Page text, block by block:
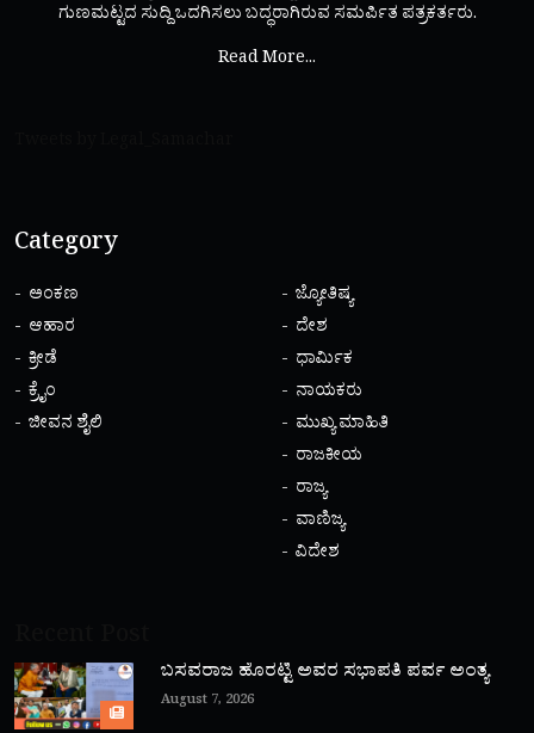
ಗುಣಮಟ್ಟದ ಸುದ್ದಿ ಒದಗಿಸಲು ಬದ್ಧರಾಗಿರುವ ಸಮರ್ಪಿತ ಪತ್ರಕರ್ತರು.
Read More...
Category
ಅಂಕಣ
ಆಹಾರ
ಕ್ರೀಡೆ
ಕ್ರೈಂ
ಜೀವನ ಶೈಲಿ
ಜ್ಯೋತಿಷ್ಯ
ದೇಶ
ಧಾರ್ಮಿಕ
ನಾಯಕರು
ಮುಖ್ಯ ಮಾಹಿತಿ
ರಾಜಕೀಯ
ರಾಜ್ಯ
ವಾಣಿಜ್ಯ
ವಿದೇಶ
ಬಸವರಾಜ ಹೊರಟ್ಟಿ ಅವರ ಸಭಾಪತಿ ಪರ್ವ ಅಂತ್ಯ
August 7, 2026